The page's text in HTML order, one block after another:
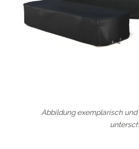
Abbildung exemplarisch